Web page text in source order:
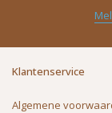
Klantenservice
Algemene